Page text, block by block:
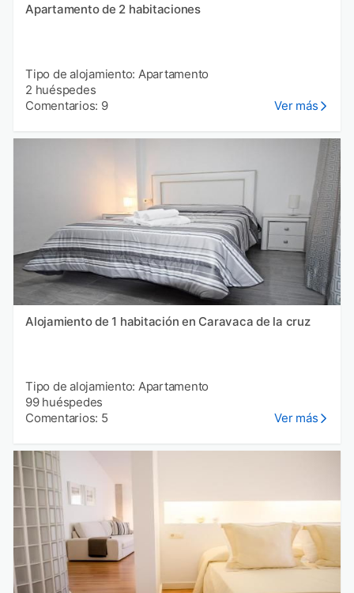
Apartamento de 2 habitaciones
Tipo de alojamiento: Apartamento
2 huéspedes
Comentarios: 9
Ver más
Alojamiento de 1 habitación en Caravaca de la cruz
Tipo de alojamiento: Apartamento
99 huéspedes
Comentarios: 5
Ver más